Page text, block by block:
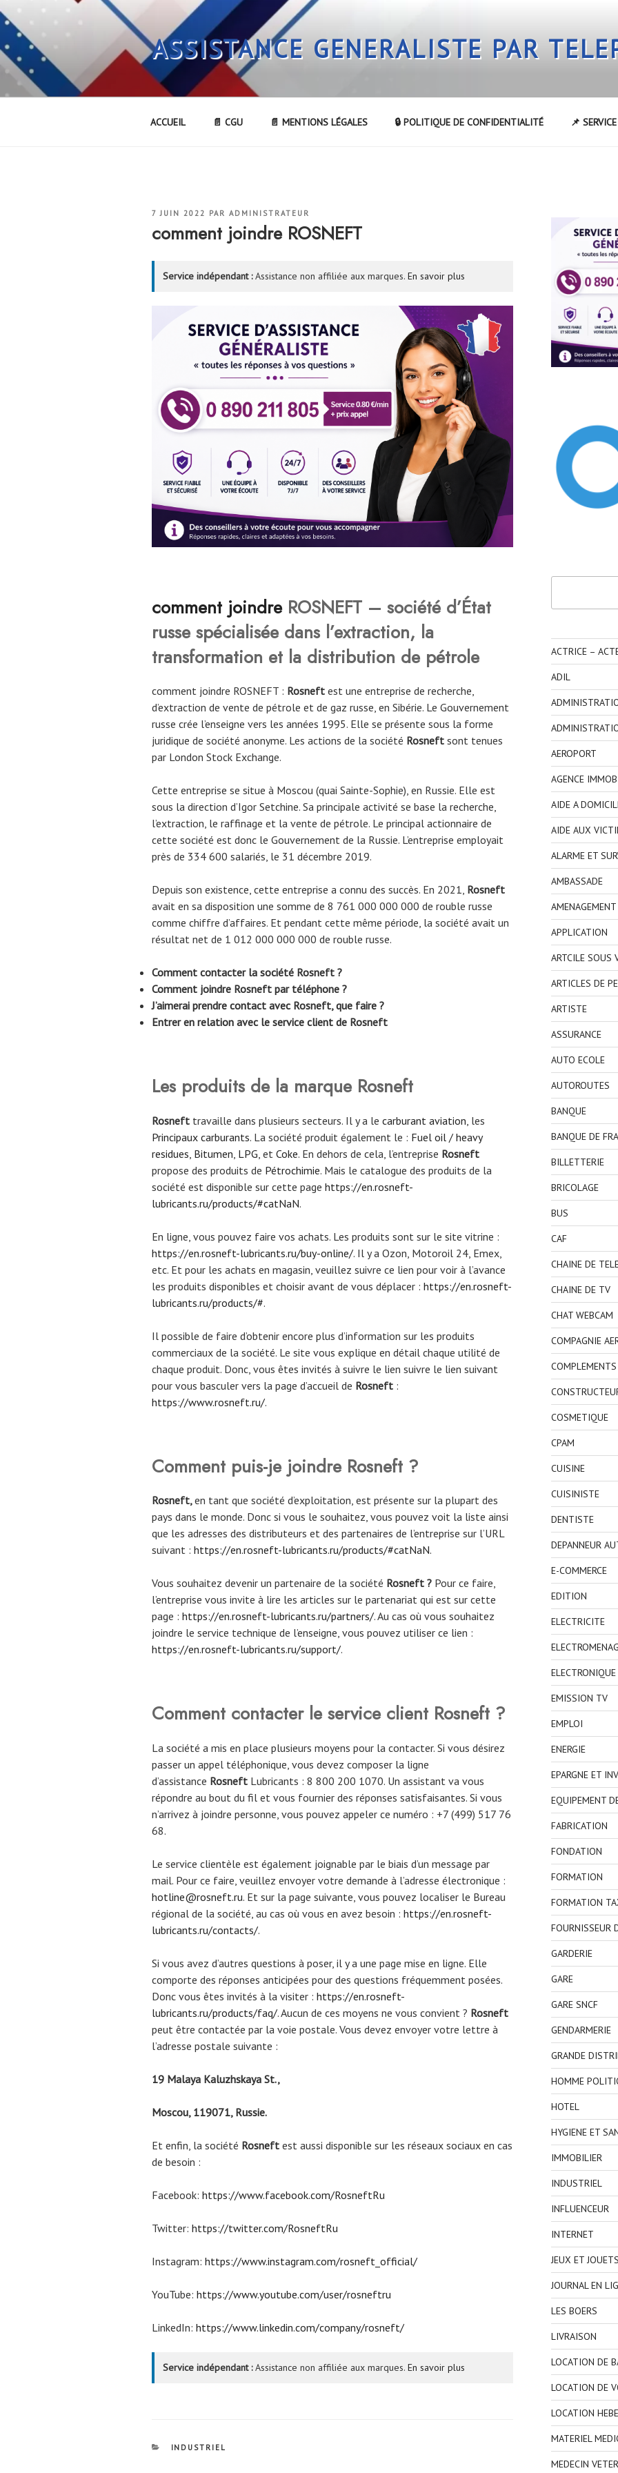
Aller
au
contenu
principal
ASSISTANCE GENERALISTE PAR
ACCUEIL 📄 CGU 📄 MENTIONS LÉGALES 🔒 POLITIQUE DE CONFIDENTIALITÉ 📌
PUBLIÉ
7 JUIN 2022 PAR ADMINISTRATEUR
comment joindre ROSNEFT
Service indépendant :Assistance non affiliée aux marques. En savoir plus
comment joindreROSNEFT – société d’État
russe spécialisée dans l’extraction, la
transformation et la distribution de pétrole
comment joindre ROSNEFT : Rosneft est une entreprise de recherche,
d’extraction de vente de pétrole et de gaz russe, en Sibérie. Le Gouvernement
russe crée l’enseigne vers les années 1995. Elle se présente sous la forme
juridique de société anonyme. Les actions de la société Rosneft sont tenues
par London Stock Exchange.
Cette entreprise se situe à Moscou (quai Sainte-Sophie), en Russie. Elle est
sous la direction d’Igor Setchine. Sa principale activité se base la recherche,
l’extraction, le raffinage et la vente de pétrole. Le principal actionnaire de
cette société est donc le Gouvernement de la Russie. L’entreprise employait
près de 334 600 salariés, le 31 décembre 2019.
Depuis son existence, cette entreprise a connu des succès. En 2021, Rosneft
avait en sa disposition une somme de 8 761 000 000 000 de rouble russe
comme chiffre d’affaires. Et pendant cette même période, la société avait un
résultat net de 1 012 000 000 000 de rouble russe.
Comment contacter la société Rosneft ?
Comment joindre Rosneft par téléphone ?
J’aimerai prendre contact avec Rosneft, que faire ?
Entrer en relation avec le service client de Rosneft
Les produits de la marque Rosneft
Rosneft travaille dans plusieurs secteurs. Il y a le carburant aviation , les
Principaux carburants. La société produit également le : Fuel oil / heavy
residues Bitumen LPG , et Coke. En dehors de cela, l’entreprise Rosneft
propose des produits de Pétrochimie. Mais le catalogue des produits de la
société est disponible sur cette page https://en.rosneft-
lubricants.ru/products/#catNaN.
En ligne, vous pouvez faire vos achats. Les produits sont sur le site vitrine :
https://en.rosneft-lubricants.ru/buy-online/. Il y a Ozon, Motoroil 24, Emex,
etc. Et pour les achats en magasin, veuillez suivre ce lien pour voir à l’avance
les produits disponibles et choisir avant de vous déplacer : https://en.rosneft-
lubricants.ru/products/#.
Il possible de faire d’obtenir encore plus d’information sur les produits
commerciaux de la société. Le site vous explique en détail chaque utilité de
chaque produit. Donc, vous êtes invités à suivre le lien suivre le lien suivant
pour vous basculer vers la page d’accueil de Rosneft :
https://www.rosneft.ru/.
Comment puis-je joindre Rosneft ?
Rosneft,en tant que société d’exploitation, est présente sur la plupart des
pays dans le monde. Donc si vous le souhaitez, vous pouvez voit la liste ainsi
que les adresses des distributeurs et des partenaires de l’entreprise sur l’URL
suivant : https://en.rosneft-lubricants.ru/products/#catNaN.
Vous souhaitez devenir un partenaire de la société Rosneft ? Pour ce faire,
l’entreprise vous invite à lire les articles sur le partenariat qui est sur cette
page : https://en.rosneft-lubricants.ru/partners/. Au cas où vous souhaitez
joindre le service technique de l’enseigne, vous pouvez utiliser ce lien :
https://en.rosneft-lubricants.ru/support/.
Comment contacter le service client Rosneft ?
La société a mis en place plusieurs moyens pour la contacter. Si vous désirez
passer un appel téléphonique, vous devez composer la ligne
d’assistance Rosneft Lubricants : 8 800 200 1070. Un assistant va vous
répondre au bout du fil et vous fournier des réponses satisfaisantes. Si vous
n’arrivez à joindre personne, vous pouvez appeler ce numéro : +7 (499) 517 76
68.
Le service clientèle est également joignable par le biais d’un message par
mail. Pour ce faire, veuillez envoyer votre demande à l’adresse électronique :
hotline@rosneft.ru. Et sur la page suivante, vous pouvez localiser le Bureau
régional de la société, au cas où vous en avez besoin : https://en.rosneft-
lubricants.ru/contacts/.
Si vous avez d’autres questions à poser, il y a une page mise en ligne. Elle
comporte des réponses anticipées pour des questions fréquemment posées.
Donc vous êtes invités à la visiter : https://en.rosneft-
lubricants.ru/products/faq/. Aucun de ces moyens ne vous convient ? Rosneft
peut être contactée par la voie postale. Vous devez envoyer votre lettre à
l’adresse postale suivante :
19 Malaya Kaluzhskaya St.,
Moscou, 119071, Russie.
Et enfin, la société Rosneft est aussi disponible sur les réseaux sociaux en cas
de besoin :
Facebook: https://www.facebook.com/RosneftRu
Twitter: https://twitter.com/RosneftRu
Instagram: https://www.instagram.com/rosneft_official/
YouTube: https://www.youtube.com/user/rosneftru
LinkedIn: https://www.linkedin.com/company/rosneft/
Service indépendant :Assistance non affiliée aux marques. En savoir plus
CATÉGORIES
INDUSTRIEL
ACTRICE –
ADIL
AEROPORT
AGENCE
AIDE A
AIDE AUX
ALARME ET
AMBASSADE
APPLICATION
ARTCILE SOUS
ARTICLES DE
ARTISTE
ASSURANCE
AUTO ECOLE
AUTOROUTES
BANQUE
BANQUE DE
BILLETTERIE
BRICOLAGE
BUS
CAF
CHAINE DE
CHAINE DE TV
CHAT WEBCAM
COMPAGNIE
COSMETIQUE
CPAM
CUISINE
CUISINISTE
DENTISTE
DEPANNEUR
E-COMMERCE
EDITION
ELECTRICITE
EMISSION TV
EMPLOI
ENERGIE
EPARGNE ET
EQUIPEMENT
FABRICATION
FONDATION
FORMATION
FORMATION
FOURNISSEUR
GARDERIE
GARE
GARE SNCF
GENDARMERIE
GRANDE
HOMME
HOTEL
HYGIENE ET
IMMOBILIER
INDUSTRIEL
INFLUENCEUR
INTERNET
JEUX ET JOUETS
JOURNAL EN
LES BOERS
LIVRAISON
LOCATION DE
LOCATION DE
LOCATION
MATERIEL
MEDECIN